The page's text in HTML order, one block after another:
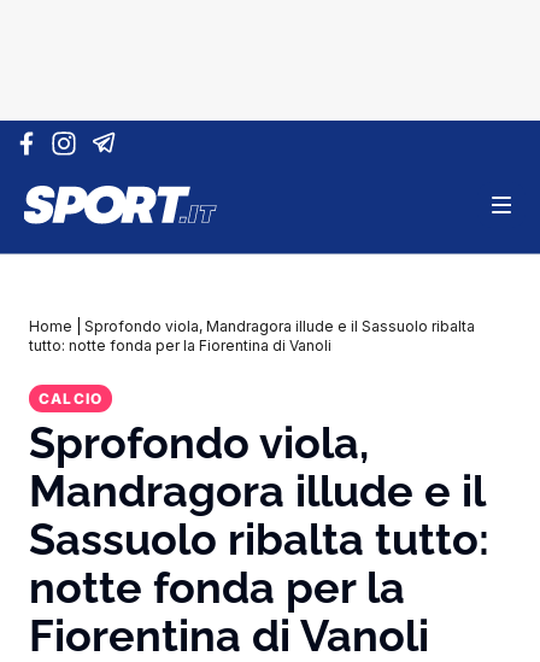
Vai al contenuto
Home
Sprofondo viola, Mandragora illude e il Sassuolo ribalta
tutto: notte fonda per la Fiorentina di Vanoli
CALCIO
Sprofondo viola,
Mandragora illude e il
Sassuolo ribalta tutto:
notte fonda per la
Fiorentina di Vanoli